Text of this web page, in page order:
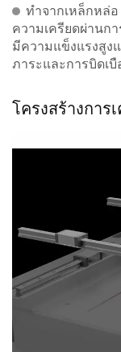
ทำจากเหล็กหล่
ความเครียดผ่านก
มีความแข็งแรงสูง
ภาระและการบิดเ
โครงสร้างการ